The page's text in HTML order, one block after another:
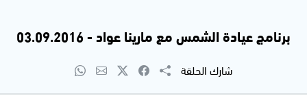
برنامج عيادة الشمس مع مارينا عواد - 03.09.2016
شارك الحلقة